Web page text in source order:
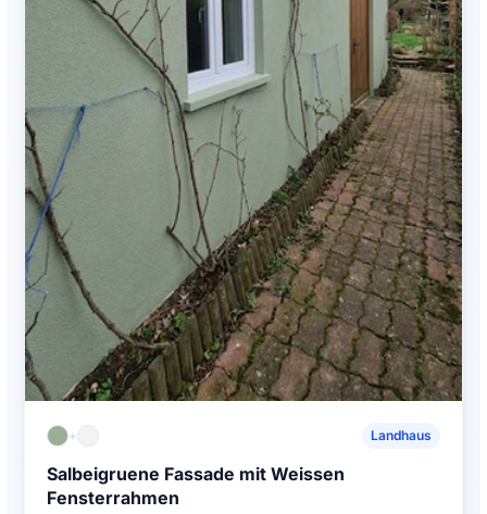
+ Landhaus
Salbeigruene Fassade mit Weissen
Fensterrahmen